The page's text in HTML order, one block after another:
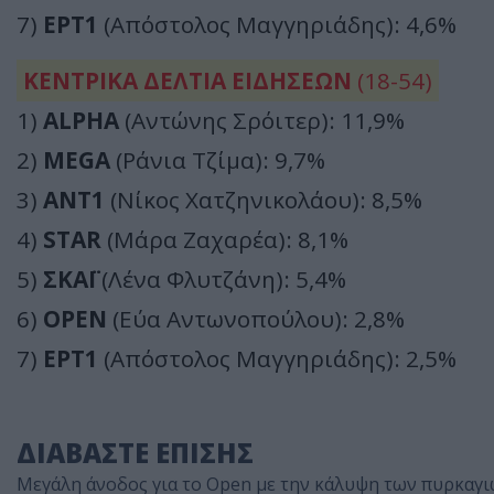
7) ΕΡΤ1 (Απόστολος Μαγγηριάδης): 4,6%
ΚΕΝΤΡΙΚΑ ΔΕΛΤΙΑ ΕΙΔΗΣΕΩΝ (18-54)
1) ALPHA (Αντώνης Σρόιτερ): 11,9%
2) MEGA (Ράνια Τζίμα): 9,7%
3) ΑΝΤ1 (Νίκος Χατζηνικολάου): 8,5%
4) STAR (Μάρα Ζαχαρέα): 8,1%
5) ΣΚΑΪ(Λένα Φλυτζάνη): 5,4%
6) OPEN (Εύα Αντωνοπούλου): 2,8%
7) ΕΡΤ1 (Απόστολος Μαγγηριάδης): 2,5%
ΔΙΑΒΑΣΤΕ ΕΠΙΣΗΣ
Μεγάλη άνοδος για το Open με την κάλυψη των